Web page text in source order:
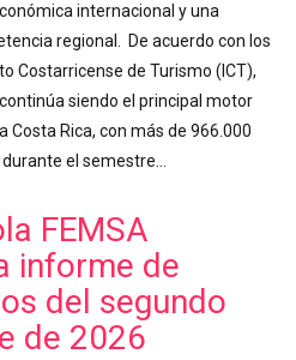
internacional y una
regional. De acuerdo con los
Costarricense de Turismo (ICT),
siendo el principal motor
Costa Rica, con más de 966.000
el semestre…
FEMSA
informe de
del segundo
de 2026